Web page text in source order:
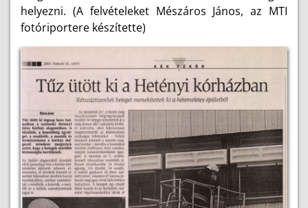
helyezni. (A felvételeket Mészáros János, az MTI
fotóriportere készítette)